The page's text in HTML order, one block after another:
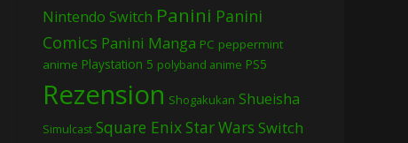
Nintendo Switch Panini Panini
Comics Panini Manga PC peppermint
anime Playstation 5 polyband anime PS5
Rezension Shogakukan Shueisha
Simulcast Square EnixStar Wars Switch